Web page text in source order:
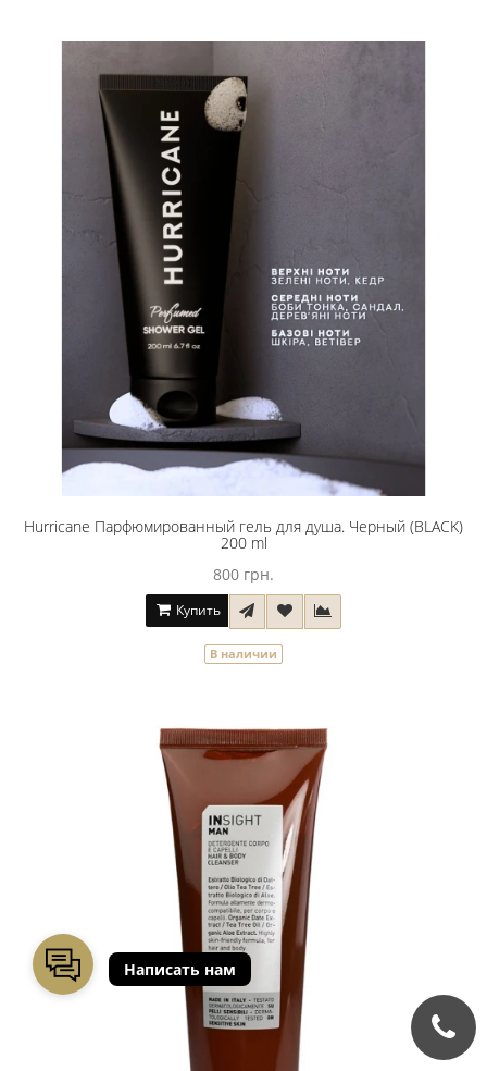
Hurricane Парфюмированный гель для душа. Черный (BLACK)
200 ml
800 грн.
Купить
В наличии